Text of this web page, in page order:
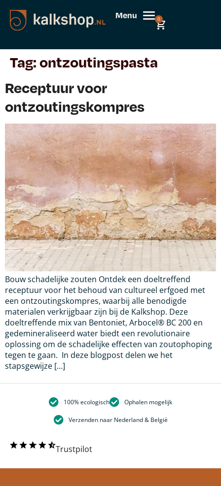
Menu 0
Tag:ontzoutingspasta
Receptuur voor
ontzoutingskompres
Bouw schadelijke zouten Ontdek een doeltreffend
receptuur voor het behoud van cultureel erfgoed met
een ontzoutingskompres, waarbij alle benodigde
materialen verkrijgbaar zijn bij de Kalkshop. Deze
doeltreffende mix van Bentoniet, Arbocel® BC 200 en
gedemineraliseerd water biedt een revolutionaire
oplossing om de schadelijke effecten van zoutophoping
tegen te gaan. In deze blogpost delen we het
stapsgewijze […]
100% ecologisch Ophalen mogelijk
Verzenden naar Nederland & België
Trustpilot